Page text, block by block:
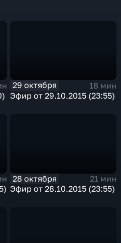
29 октября
18 мин
Эфир от 29.10.2015 (23:55)
28 октября
21 мин
Эфир от 28.10.2015 (23:55)